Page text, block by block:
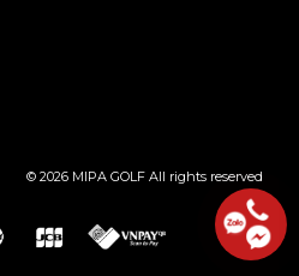
© 2026 MIPA GOLF All rights reserved